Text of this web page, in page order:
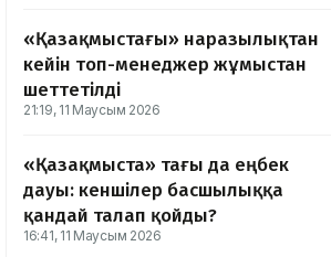
«Қазақмыстағы» наразылықтан
кейін топ-менеджер жұмыстан
шеттетілді
21:19, 11 Маусым 2026
«Қазақмыста» тағы да еңбек
дауы: кеншілер басшылыққа
қандай талап қойды?
16:41, 11 Маусым 2026